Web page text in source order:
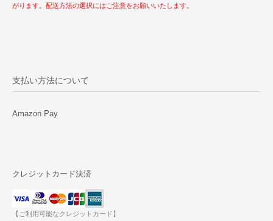
がります。配送方法の選択にはご注意をお願いいたします。
支払い方法について
Amazon Pay
クレジットカード決済
【ご利用可能なクレジットカード】